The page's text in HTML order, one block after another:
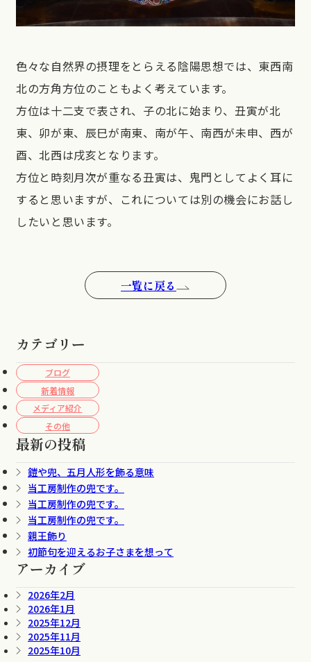
カテゴリー
ブログ
新着情報
メディア紹介
その他
最新の投稿
鎧や兜、五月人形を飾る意味
当工房制作の兜です。
当工房制作の兜です。
当工房制作の兜です。
親王飾り
初節句を迎えるお子さまを想って
アーカイブ
2026年2月
2026年1月
2025年12月
2025年11月
2025年10月
色々な自然界の摂理をとらえる陰陽思想では、東西南
北の方角方位のこともよく考えています。
方位は十二支で表され、子の北に始まり、丑寅が北
東、卯が東、辰巳が南東、南が午、南西が未申、西が
酉、北西は戌亥となります。
方位と時刻月次が重なる丑寅は、鬼門としてよく耳に
すると思いますが、これについては別の機会にお話し
したいと思います。
一覧に戻る